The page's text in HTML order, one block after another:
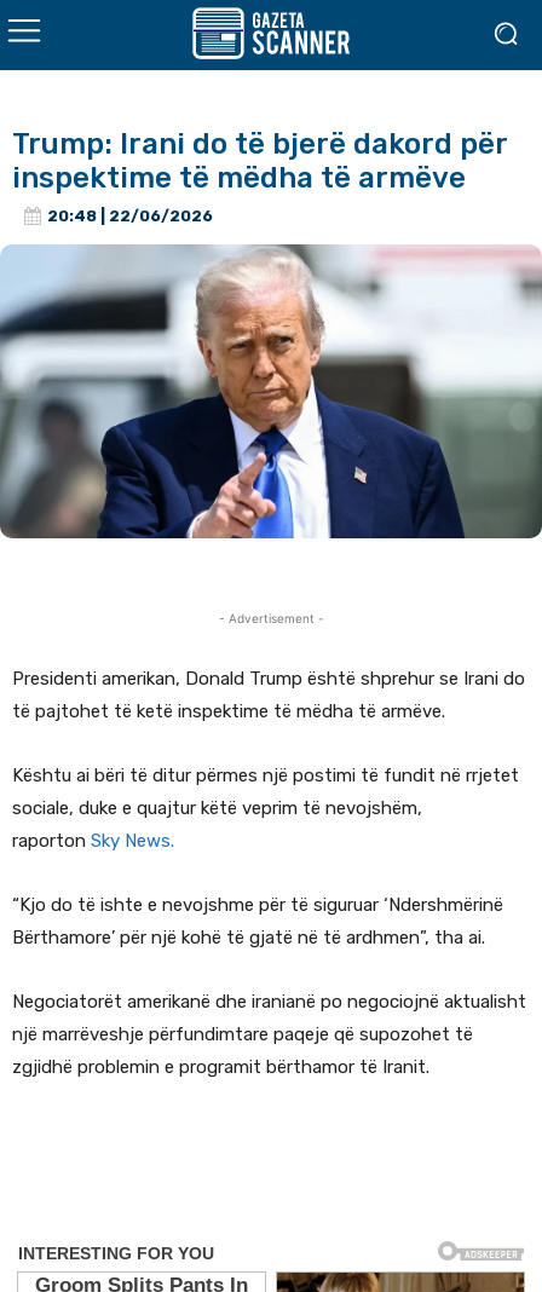
Trump: Irani do të bjerë dakord për
inspektime të mëdha të armëve
20:48 | 22/06/2026
- Advertisement -
Presidenti amerikan, Donald Trump është shprehur se Irani do
të pajtohet të ketë inspektime të mëdha të armëve.
Kështu ai bëri të ditur përmes një postimi të fundit në rrjetet
sociale, duke e quajtur këtë veprim të nevojshëm,
raporton Sky News.
“Kjo do të ishte e nevojshme për të siguruar ‘Ndershmërinë
Bërthamore’ për një kohë të gjatë në të ardhmen”, tha ai.
Negociatorët amerikanë dhe iranianë po negociojnë aktualisht
një marrëveshje përfundimtare paqeje që supozohet të
zgjidhë problemin e programit bërthamor të Iranit.